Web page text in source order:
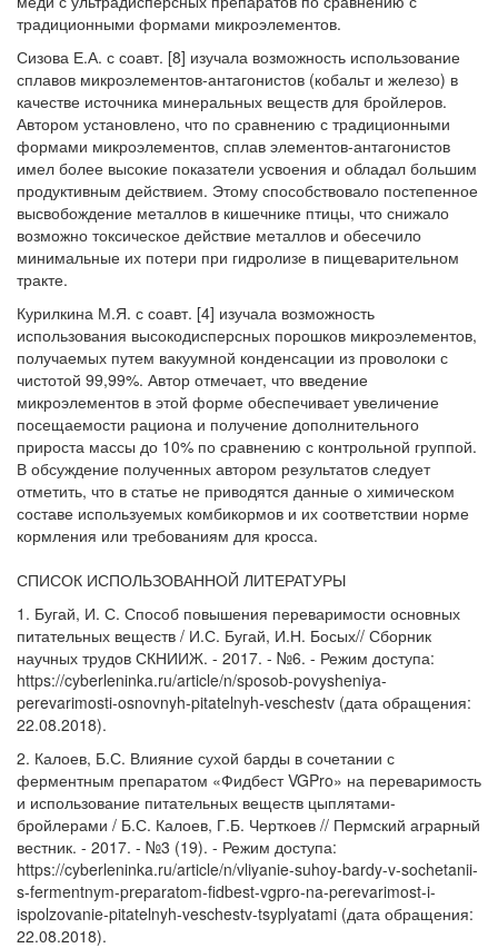
традиционными формами микроэлементов.
Сизова Е.А. с соавт. [8] изучала возможность использование
сплавов микроэлементов-антагонистов (кобальт и железо) в
качестве источника минеральных веществ для бройлеров.
Автором установлено, что по сравнению с традиционными
формами микроэлементов, сплав элементов-антагонистов
имел более высокие показатели усвоения и обладал большим
продуктивным действием. Этому способствовало постепенное
высвобождение металлов в кишечнике птицы, что снижало
возможно токсическое действие металлов и обесечило
минимальные их потери при гидролизе в пищеварительном
тракте.
Курилкина М.Я. с соавт. [4] изучала возможность
использования высокодисперсных порошков микроэлементов,
получаемых путем вакуумной конденсации из проволоки с
чистотой 99,99%. Автор отмечает, что введение
микроэлементов в этой форме обеспечивает увеличение
посещаемости рациона и получение дополнительного
прироста массы до 10% по сравнению с контрольной группой.
В обсуждение полученных автором результатов следует
отметить, что в статье не приводятся данные о химическом
составе используемых комбикормов и их соответствии норме
кормления или требованиям для кросса.
СПИСОК ИСПОЛЬЗОВАННОЙ ЛИТЕРАТУРЫ
1. Бугай, И. С. Способ повышения переваримости основных
питательных веществ / И.С. Бугай, И.Н. Босых// Сборник
научных трудов СКНИИЖ. - 2017. - №6. - Режим доступа:
https://cyberleninka.ru/article/n/sposob-povysheniya-
perevarimosti-osnovnyh-pitatelnyh-veschestv (дата обращения:
22.08.2018).
2. Калоев, Б.С. Влияние сухой барды в сочетании с
ферментным препаратом «Фидбест VGPro» на переваримость
и использование питательных веществ цыплятами-
бройлерами / Б.С. Калоев, Г.Б. Черткоев // Пермский аграрный
вестник. - 2017. - №3 (19). - Режим доступа:
https://cyberleninka.ru/article/n/vliyanie-suhoy-bardy-v-sochetanii-
s-fermentnym-preparatom-fidbest-vgpro-na-perevarimost-i-
ispolzovanie-pitatelnyh-veschestv-tsyplyatami (дата обращения:
22.08.2018).